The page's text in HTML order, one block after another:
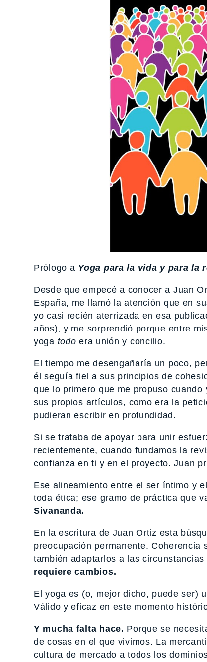
Prólogo a Yoga para la vida y para la
Desde que empecé a conocer a Juan
España, me llamó la atención que en
yo casi recién aterrizada en esa
años), y me sorprendió porque entre
yoga todo era unión y concilio.
El tiempo me desengañaría un poco,
él seguía fiel a sus principios de
que lo primero que me propuso
sus propios artículos, como era la
pudieran escribir en profundidad.
Si se trataba de apoyar para unir
recientemente, cuando fundamos la
confianza en ti y en el proyecto. Juan
Ese alineamiento entre el ser íntimo y
toda ética; ese gramo de práctica que
Sivananda.
En la escritura de Juan Ortiz esta
preocupación permanente.
también adaptarlos a las
requiere cambios.
El yoga es (o, mejor dicho, puede ser)
Válido y eficaz en este momento
Y mucha falta hace. Porque se
de cosas en el que vivimos. La
cultura de mercado a todos los